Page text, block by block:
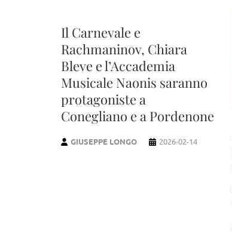
Il Carnevale e
Rachmaninov, Chiara
Bleve e l’Accademia
Musicale Naonis saranno
protagoniste a
Conegliano e a Pordenone
GIUSEPPE LONGO 2026-02-14